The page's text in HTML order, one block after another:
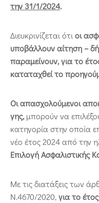
την 31/1/2024.
Διευκρινίζεται ότιοι
υποβάλλουν αίτηση –
παραμείνουν, για το
καταταχθεί το
Οι απασχολούμενοι
γης, μπορούν να
κατηγορία στην οποία
νέο έτος 2024 από την
Επιλογή Ασφαλιστικής
Με τις διατάξεις των
Ν.4670/2020,για το